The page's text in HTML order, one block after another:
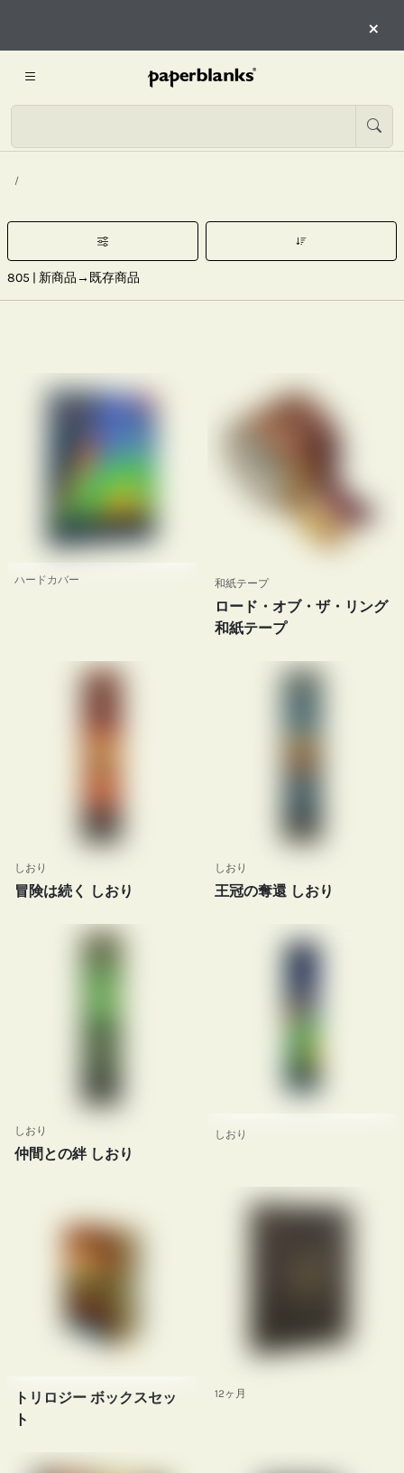
×
805 | 新商品→既存商品
ハードカバー 和紙テープ
ロード・オブ・ザ・リング
和紙テープ
しおり
冒険は続く しおり
しおり
王冠の奪還 しおり
しおり
仲間との絆 しおり
しおり
トリロジー ボックスセッ
ト
12ヶ月